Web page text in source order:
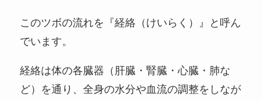
このツボの流れを『経絡（けいらく）』と呼ん
でいます。
経絡は体の各臓器（肝臓・腎臓・心臓・肺な
ど）を通り、全身の水分や血流の調整をしなが